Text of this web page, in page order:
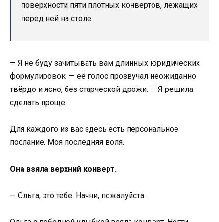
поверхности пяти плотных конвертов, лежащих
перед ней на столе.
— Я не буду зачитывать вам длинных юридических
формулировок, — её голос прозвучал неожиданно
твёрдо и ясно, без старческой дрожи. — Я решила
сделать проще.
Для каждого из вас здесь есть персональное
послание. Моя последняя воля.
Она взяла верхний конверт.
— Ольга, это тебе. Начни, пожалуйста.